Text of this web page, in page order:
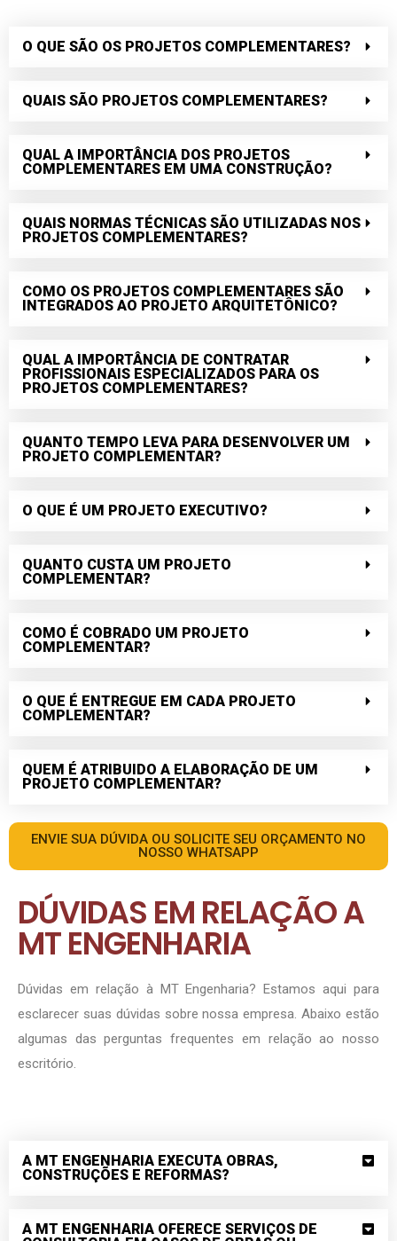
O QUE SÃO OS PROJETOS COMPLEMENTARES?
QUAIS SÃO PROJETOS COMPLEMENTARES?
QUAL A IMPORTÂNCIA DOS PROJETOS
COMPLEMENTARES EM UMA CONSTRUÇÃO?
QUAIS NORMAS TÉCNICAS SÃO UTILIZADAS NOS
PROJETOS COMPLEMENTARES?
COMO OS PROJETOS COMPLEMENTARES SÃO
INTEGRADOS AO PROJETO ARQUITETÔNICO?
QUAL A IMPORTÂNCIA DE CONTRATAR
PROFISSIONAIS ESPECIALIZADOS PARA OS
PROJETOS COMPLEMENTARES?
QUANTO TEMPO LEVA PARA DESENVOLVER UM
PROJETO COMPLEMENTAR?
O QUE É UM PROJETO EXECUTIVO?
QUANTO CUSTA UM PROJETO
COMPLEMENTAR?
COMO É COBRADO UM PROJETO
COMPLEMENTAR?
O QUE É ENTREGUE EM CADA PROJETO
COMPLEMENTAR?
QUEM É ATRIBUIDO A ELABORAÇÃO DE UM
PROJETO COMPLEMENTAR?
ENVIE SUA DÚVIDA OU SOLICITE SEU ORÇAMENTO NO
NOSSO WHATSAPP
DÚVIDAS EM RELAÇÃO A
MT ENGENHARIA
Dúvidas em relação à MT Engenharia? Estamos aqui para
esclarecer suas dúvidas sobre nossa empresa. Abaixo estão
algumas das perguntas frequentes em relação ao nosso
escritório.
A MT ENGENHARIA EXECUTA OBRAS,
CONSTRUÇÕES E REFORMAS?
A MT ENGENHARIA OFERECE SERVIÇOS DE